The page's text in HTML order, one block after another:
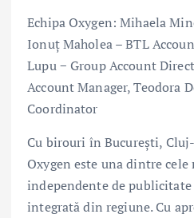
Echipa Oxygen: Mihaela
Ionuț Maholea – BTL
Lupu − Group Account
Account Manager, Teodora
Coordinator
Cu birouri în București,
Oxygen este una dintre
independente de
integrată din regiune. Cu